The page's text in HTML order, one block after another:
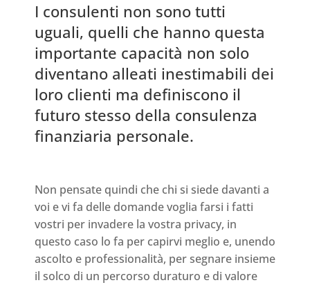
I consulenti non sono tutti
uguali, quelli che hanno questa
importante capacità non solo
diventano alleati inestimabili dei
loro clienti ma definiscono il
futuro stesso della consulenza
finanziaria personale.
Non pensate quindi che chi si siede davanti a
voi e vi fa delle domande voglia farsi i fatti
vostri per invadere la vostra privacy, in
questo caso lo fa per capirvi meglio e, unendo
ascolto e professionalità, per segnare insieme
il solco di un percorso duraturo e di valore